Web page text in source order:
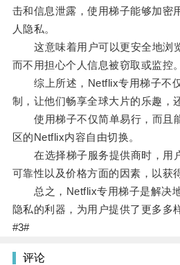
击和信息泄露，使用梯子能够加密
人隐私。
这意味着用户可以更安全地浏
而不用担心个人信息被窃取或监控。
综上所述，Netflix专用梯子不仅
制，让他们畅享全球大片的乐趣，
使用梯子不仅简单易行，而且
区的Netflix内容自由切换。
在选择梯子服务提供商时，用户
可靠性以及价格方面的因素，以获
总之，Netflix专用梯子是解决地
隐私的利器，为用户提供了更多多
#3#
评论